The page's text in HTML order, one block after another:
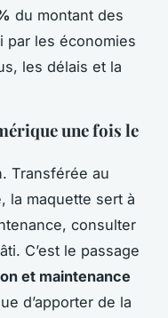
du montant des
par les économies
les délais et la
une fois le
Transférée au
la maquette sert à
consulter
C’est le passage
et maintenance
d’apporter de la